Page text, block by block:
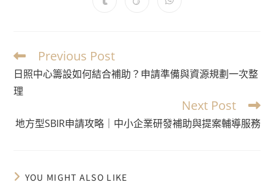
Previous Post
日照中心籌設如何結合補助？申請準備與資源規劃一次整
理
Next Post
地方型SBIR申請攻略｜中小企業研發補助與提案輔導服務
YOU MIGHT ALSO LIKE